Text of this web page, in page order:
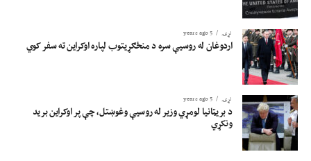
نړۍ 5 years ago
اردوغان له روسيې سره د منځګړيتوب لپاره اوکراين ته سفر کوي
نړۍ 5 years ago
د بریټانیا لومړي وزیر له روسیې وغوښتل، چې پر اوکراین برید
ونکړي